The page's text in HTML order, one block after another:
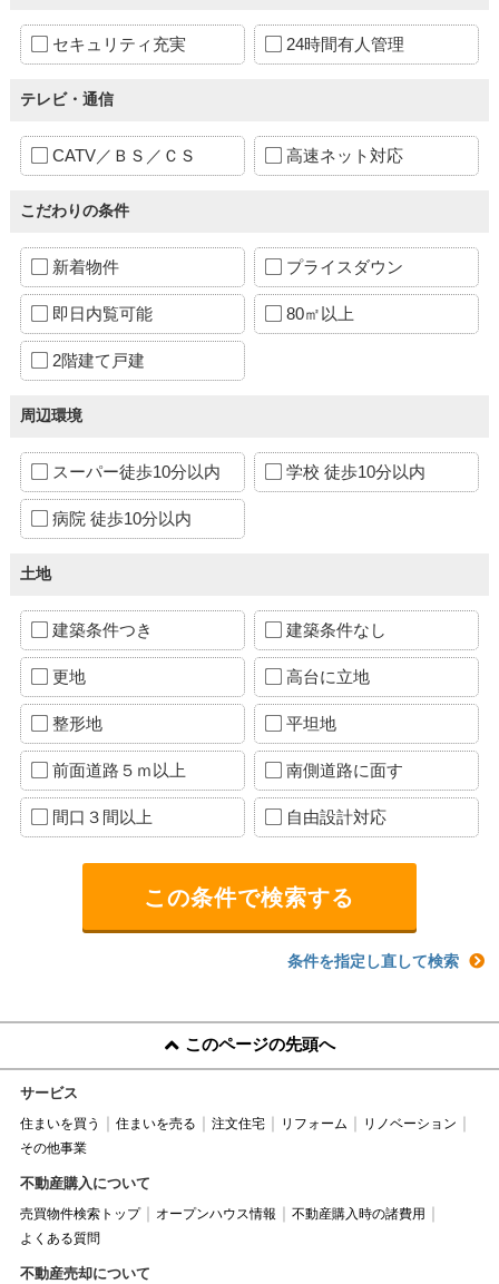
セキュリティ充実 24時間有人管理
テレビ・通信
CATV／ＢＳ／ＣＳ 高速ネット対応
こだわりの条件
新着物件 プライスダウン
即日内覧可能 80㎡以上
2階建て戸建
周辺環境
スーパー徒歩10分以内 学校 徒歩10分以内
病院 徒歩10分以内
土地
建築条件つき 建築条件なし
更地 高台に立地
整形地 平坦地
前面道路５ｍ以上 南側道路に面す
間口３間以上 自由設計対応
条件を指定し直して検索
このページの先頭へ
サービス
住まいを買う 住まいを売る 注文住宅 リフォーム
リノベーション
その他事業
不動産購入について
売買物件検索トップ オープンハウス情報
不動産購入時の諸費用
よくある質問
不動産売却について